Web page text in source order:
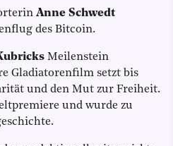
Anne Schwedt
des Bitcoin.
Meilenstein
Gladiatorenfilm setzt bis
und den Mut zur Freiheit.
und wurde zu